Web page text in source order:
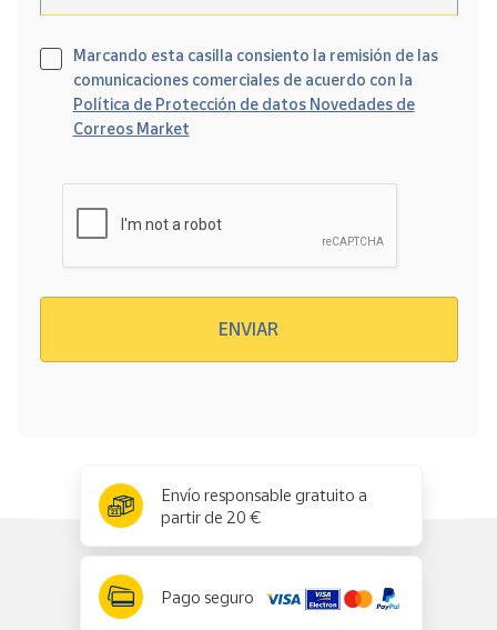
Marcando esta casilla consiento la remisión de las
comunicaciones comerciales de acuerdo con la
Política de Protección de datos Novedades de
Correos Market
ENVIAR
Envío responsable gratuito a
partir de 20 €
Pago seguro